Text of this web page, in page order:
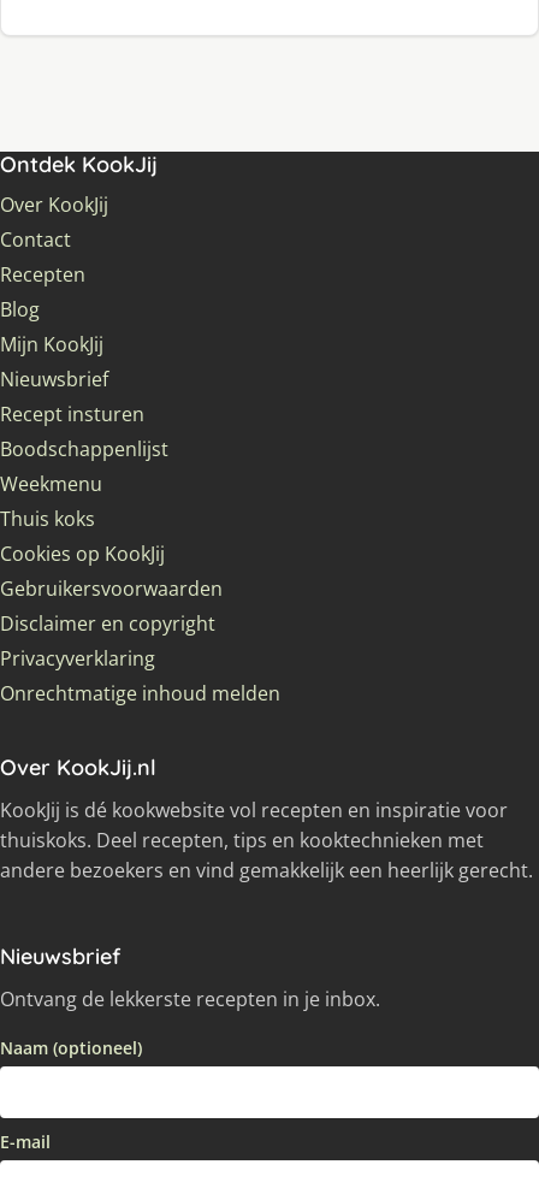
Ontdek KookJij
Over KookJij
Contact
Recepten
Blog
Mijn KookJij
Nieuwsbrief
Recept insturen
Boodschappenlijst
Weekmenu
Thuis koks
Cookies op KookJij
Gebruikersvoorwaarden
Disclaimer en copyright
Privacyverklaring
Onrechtmatige inhoud melden
Over KookJij.nl
KookJij is dé kookwebsite vol recepten en inspiratie voor
thuiskoks. Deel recepten, tips en kooktechnieken met
andere bezoekers en vind gemakkelijk een heerlijk gerecht.
Nieuwsbrief
Ontvang de lekkerste recepten in je inbox.
Naam (optioneel)
E-mail